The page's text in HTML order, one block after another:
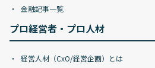
金融記事一覧
プロ経営者・プロ人材
経営人材（CxO/経営企画）とは